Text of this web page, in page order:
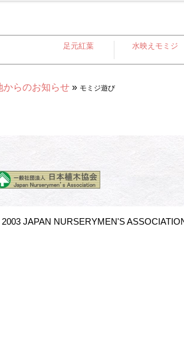
足元紅葉 水映えモミジ
からのお知らせ » モミジ遊び
JAPAN NURSERYMEN'S